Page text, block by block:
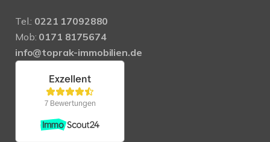
Tel.: 0221 17092880
Mob: 0171 8175674
info@toprak-immobilien.de